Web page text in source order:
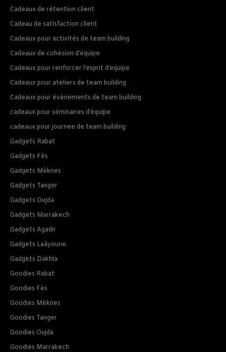
Cadeaux de rétention client
Cadeau de satisfaction client
Cadeaux pour activités de team building
Cadeaux de cohésion d’équipe
Cadeaux pour renforcer l’esprit d’equipe
Cadeaux pour ateliers de team building
Cadeaux pour évènements de team building
cadeaux pour séminaires d’équipe
cadeaux pour journee de team building
Gadgets Rabat
Gadgets Fès
Gadgets Mèknes
Gadgets Tanger
Gadgets Oujda
Gadgets Marrakech
Gadgets Agadir
Gadgets Laâyoune
Gadgets Dakhla
Goodies Rabat
Goodies Fès
Goodies Mèknes
Goodies Tanger
Goodies Oujda
Goodies Marrakech